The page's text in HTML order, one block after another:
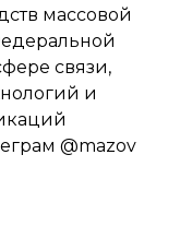
массовой
связи,
и
@mazov